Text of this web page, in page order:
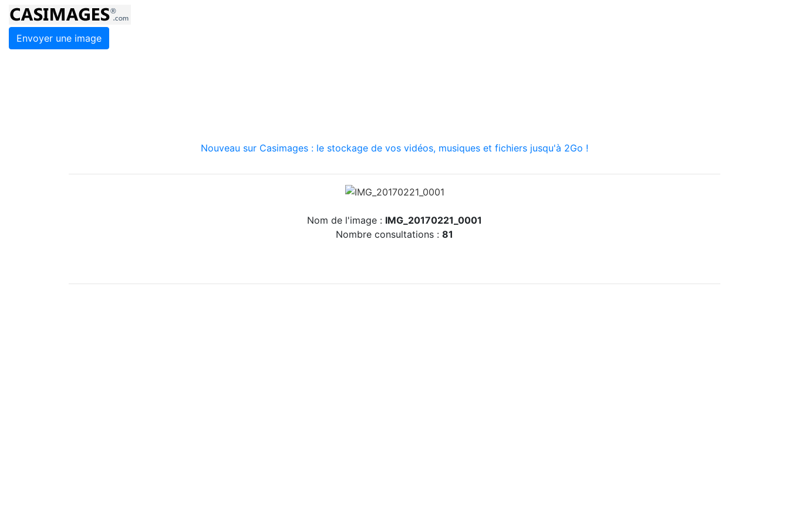
Envoyer une image
Nouveau sur Casimages : le stockage de vos vidéos, musiques et fichiers jusqu'à 2Go !
Nom de l'image : IMG_20170221_0001
Nombre consultations : 81